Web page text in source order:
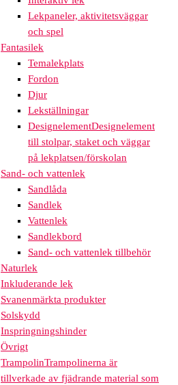
Lekpaneler, aktivitetsväggar
och spel
Fantasilek
Temalekplats
Fordon
Djur
Lekställningar
DesignelementDesignelement
till stolpar, staket och väggar
på lekplatsen/förskolan
Sand- och vattenlek
Sandlåda
Sandlek
Vattenlek
Sandlekbord
Sand- och vattenlek tillbehör
Naturlek
Inkluderande lek
Svanenmärkta produkter
Solskydd
Inspringningshinder
Övrigt
TrampolinTrampolinerna är
tillverkade av fjädrande material som